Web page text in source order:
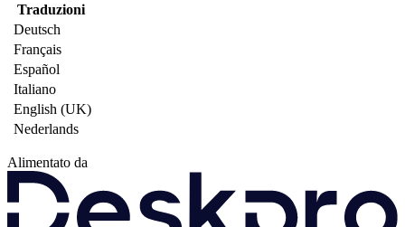
Traduzioni
Deutsch
Français
Español
Italiano
English (UK)
Nederlands
Alimentato da